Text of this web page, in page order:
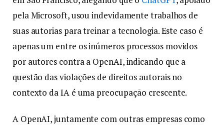
pela Microsoft, usou indevidamente trabalhos de
suas autorias para treinar a tecnologia. Este caso é
apenas um entre os inúmeros processos movidos
por autores contra a OpenAI, indicando que a
questão das violações de direitos autorais no
contexto da IA é uma preocupação crescente.
A OpenAI, juntamente com outras empresas como